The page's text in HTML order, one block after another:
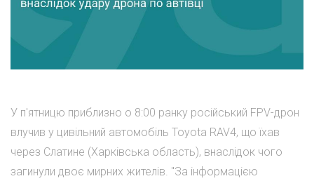
У п'ятницю приблизно о 8:00 ранку російський FPV-дрон
влучив у цивільний автомобіль Toyota RAV4, що їхав
через Слатине (Харківська область), внаслідок чого
загинули двоє мирних жителів. "За інформацією